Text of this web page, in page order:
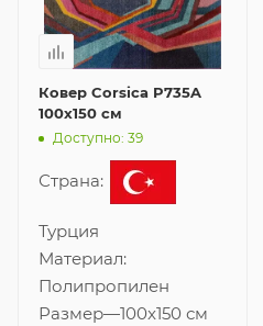
Ковер Corsica P735A
100x150 см
Доступно: 39
Страна:
Турция
Материал:
Полипропилен
Размер—100x150 см